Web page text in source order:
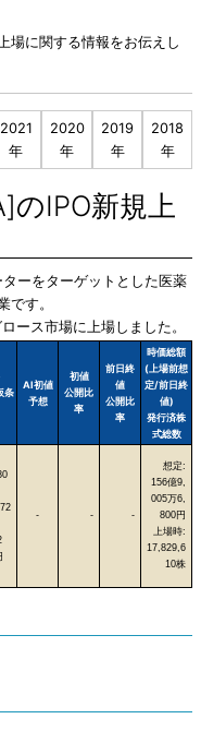
場に関する情報をお伝えし
2021
年
2020
年
2019
年
2018
年
IPO新規上
ーをターゲットとした医薬
です。
ース市場に上場しました。
条
AI初値
予想
初値
公開比
率
前日終
値
公開比
率
時価総額
(上場前想
定/前日終
値)
発行済株
式総数
- - -
想定:
156億9,
005万6,
800円
上場時:
17,829,6
10株